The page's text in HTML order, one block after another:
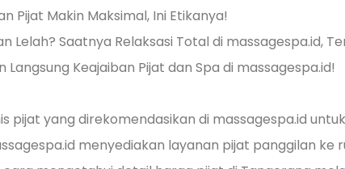
Pijat Makin Maksimal, Ini Etikanya!
Lelah? Saatnya Relaksasi Total di massagespa.id,
Langsung Keajaiban Pijat dan Spa di massagespa.id!
pijat yang direkomendasikan di massagespa.id
menyediakan layanan pijat panggilan ke